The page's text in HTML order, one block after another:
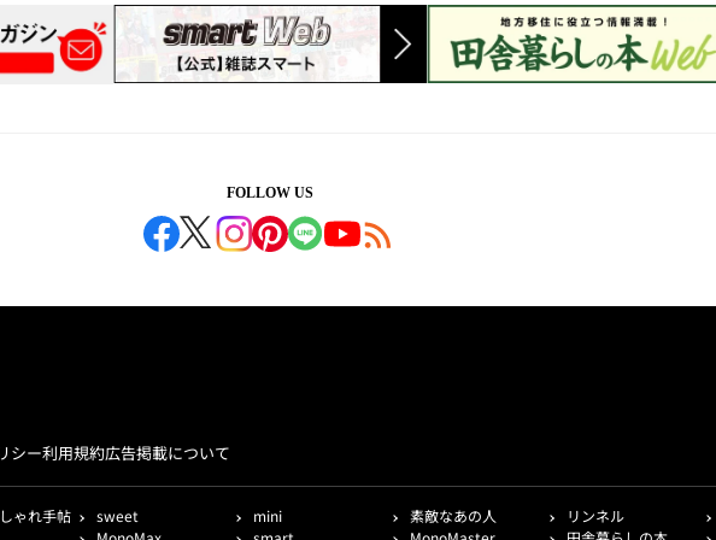
FOLLOW US
シー利用規約広告掲載について
ゃれ手帖 sweet mini 素敵なあの人 リンネル